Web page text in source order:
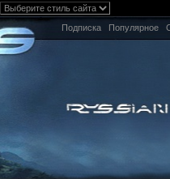
Подписка Популярное